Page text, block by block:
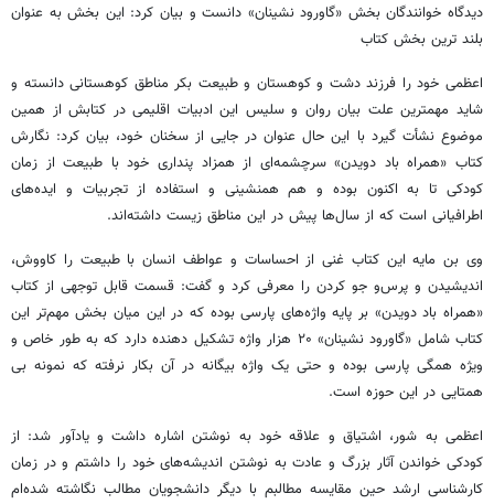
دیدگاه خوانندگان بخش «گاورود نشینان» دانست و بیان کرد: این بخش به عنوان
بلند ترین بخش کتاب
اعظمی خود را فرزند دشت و کوهستان و طبیعت بکر مناطق کوهستانی دانسته و
شاید مهمترین علت بیان روان و سلیس این ادبیات اقلیمی در کتابش از همین
موضوع نشأت گیرد با این حال عنوان در جایی از سخنان خود، بیان کرد: نگارش
کتاب «همراه باد دویدن» سرچشمه‌ای از همزاد پنداری خود با طبیعت از زمان
کودکی تا به اکنون بوده و هم همنشینی و استفاده از تجربیات و ایده‌های
اطرافیانی است که از سال‌ها پیش در این مناطق زیست داشته‌اند.
وی بن مایه این کتاب غنی از احساسات و عواطف انسان با طبیعت را کاووش،
اندیشیدن و پرس‌و جو کردن را معرفی کرد و گفت: قسمت قابل توجهی از کتاب
«همراه باد دویدن» بر پایه واژه‌های پارسی بوده که در این میان بخش مهم‌تر این
کتاب شامل «گاورود نشینان» ۲۰ هزار واژه تشکیل دهنده دارد که به طور خاص و
ویژه همگی پارسی بوده و حتی یک واژه بیگانه در آن بکار نرفته که نمونه بی
همتایی در این حوزه است.
اعظمی به شور، اشتیاق و علاقه خود به نوشتن اشاره داشت و یادآور شد: از
کودکی خواندن آثار بزرگ و عادت به نوشتن اندیشه‌های خود را داشتم و در زمان
کارشناسی ارشد حین مقایسه مطالبم با دیگر دانشجویان مطالب نگاشته شده‌ام